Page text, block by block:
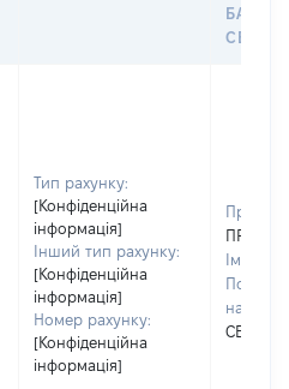
СЕЙФУ
Тип рахунку:
[Конфіденційна
інформація]
Інший тип рахунку:
[Конфіденційна
інформація]
Номер рахунку:
[Конфіденційна
інформація]
Ім'я:
По